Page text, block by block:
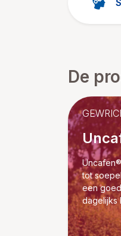
De
tot
een
dagelijks